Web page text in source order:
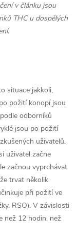
v článku jsou
THC u dospělých
situace jakkoli,
požití konopí jsou
odborníků
jsou po požití
uživatelů.
uživatel začne
začnou vyprchávat
trvat několik
při požití ve
RSO). V závislosti
než 12 hodin, než